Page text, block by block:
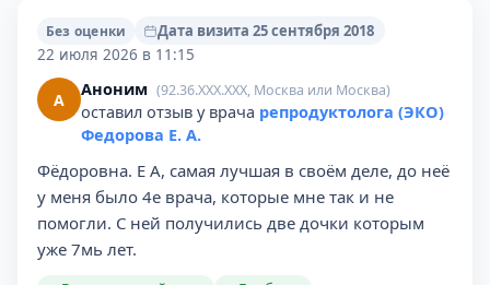
Без оценки
Дата визита 25 сентября 2018
22 июля 2026 в 11:15
А Аноним (92.36.XXX.XXX, Москва или Москва)
оставил отзыв у врача репродуктолога (ЭКО)
Федорова Е. А.
Фёдоровна. Е А, самая лучшая в своём деле, до неё
у меня было 4е врача, которые мне так и не
помогли. С ней получились две дочки которым
уже 7мь лет.